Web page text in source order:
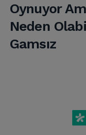
Oynuyor
Neden
Gamsız